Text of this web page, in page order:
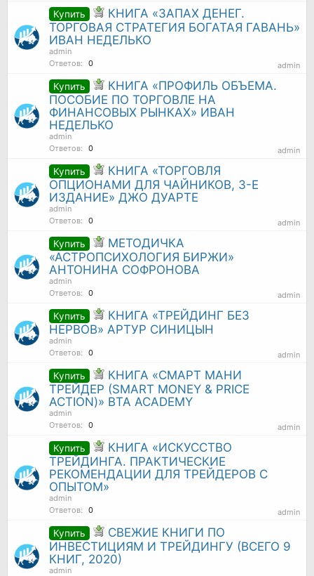
Купить
КНИГА «ЗАПАХ ДЕНЕГ.
ТОРГОВАЯ СТРАТЕГИЯ БОГАТАЯ ГАВАНЬ»
ИВАН НЕДЕЛЬКО
admin
Ответов:
0 admin
Купить
КНИГА «ПРОФИЛЬ ОБЪЕМА.
ПОСОБИЕ ПО ТОРГОВЛЕ НА
ФИНАНСОВЫХ РЫНКАХ» ИВАН
НЕДЕЛЬКО
admin
Ответов:
0 admin
Купить
КНИГА «ТОРГОВЛЯ
ОПЦИОНАМИ ДЛЯ ЧАЙНИКОВ, 3-Е
ИЗДАНИЕ» ДЖО ДУАРТЕ
admin
Ответов:
0 admin
Купить
МЕТОДИЧКА
«АСТРОПСИХОЛОГИЯ БИРЖИ»
АНТОНИНА СОФРОНОВА
admin
Ответов:
0 admin
Купить
КНИГА «ТРЕЙДИНГ БЕЗ
НЕРВОВ» АРТУР СИНИЦЫН
admin
Ответов:
0 admin
Купить
КНИГА «СМАРТ МАНИ
ТРЕЙДЕР (SMART MONEY & PRICE
ACTION)» BTA ACADEMY
admin
Ответов:
0 admin
Купить
КНИГА «ИСКУССТВО
ТРЕЙДИНГА. ПРАКТИЧЕСКИЕ
РЕКОМЕНДАЦИИ ДЛЯ ТРЕЙДЕРОВ С
ОПЫТОМ»
admin
Ответов:
0 admin
Купить
СВЕЖИЕ КНИГИ ПО
ИНВЕСТИЦИЯМ И ТРЕЙДИНГУ (ВСЕГО 9
КНИГ, 2020)
admin